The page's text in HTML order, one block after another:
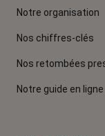
Notre organisation
Nos chiffres-clés
Nos retombées
Notre guide en ligne